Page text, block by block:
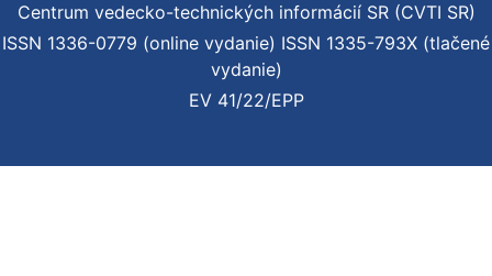
Centrum vedecko-technických informácií SR (CVTI SR)
ISSN 1336-0779 (online vydanie) ISSN 1335-793X (tlačené
vydanie)
EV 41/22/EPP